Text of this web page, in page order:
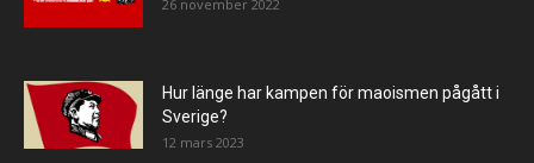
26 november 2022
Hur länge har kampen för maoismen pågått i
Sverige?
12 mars 2023